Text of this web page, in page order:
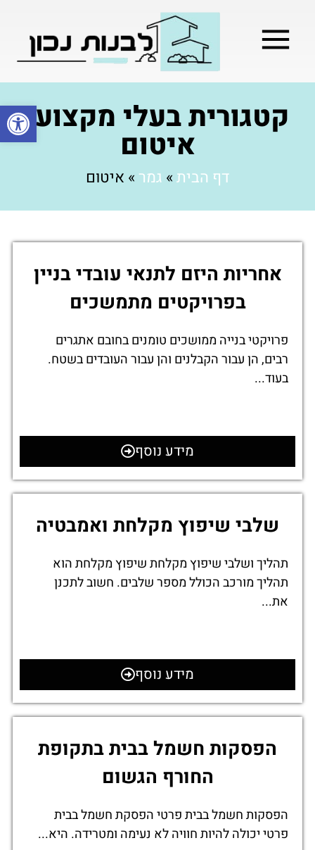
פתחקטגורית בעלי מקצוע:
איטום
דף הבית» גמר » איטום
אחריות היזם לתנאי עובדי בניין
בפרויקטים מתמשכים
פרויקטי בנייה ממושכים טומנים בחובם אתגרים
רבים, הן עבור הקבלנים והן עבור העובדים בשטח.
בעוד...
מידע נוסף
שלבי שיפוץ מקלחת ואמבטיה
תהליך ושלבי שיפוץ מקלחת שיפוץ מקלחת הוא
תהליך מורכב הכולל מספר שלבים. חשוב לתכנן
את...
מידע נוסף
הפסקות חשמל בבית בתקופת
החורף הגשום
הפסקות חשמל בבית פרטי הפסקת חשמל בבית
פרטי יכולה להיות חוויה לא נעימה ומטרידה. היא...